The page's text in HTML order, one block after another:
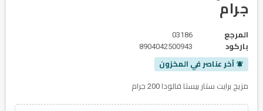
جرام
المرجع
03186
باركود
8904042500943
notifications_active آخر عناصر في المخزون
مزيج برايت ستار بيستا فالودا 200 جرام